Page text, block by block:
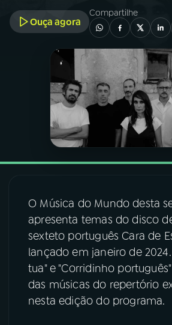
A RÁDIO
PROGRAMAÇÃO
PROGRAMAS
PODCASTS
07 ÚLTIMAS
08FESTIVAL DE MÚSICA
ACOMPANHE A RÁDIO NACIONAL
Ouça agora
Compartilhe
O Música do Mundo desta
apresenta temas do disco
sexteto português Cara de
lançado em janeiro de
tua" e "Corridinho
das músicas do repertório
nesta edição do programa.